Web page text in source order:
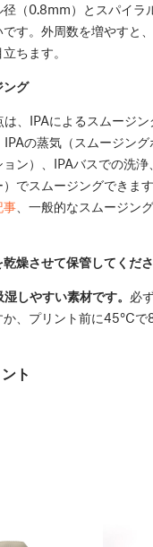
径（0.8mm）とスパイラ
です。外周数を増やすと
ちます。
ング
、IPAによるスムージン
の蒸気（スムージン
ン）、IPAバスでの洗
でスムージングできま
事 、一般的なスムージン
燥させて保管してくだ
しやすい素材です。 必
か、プリント前に45°Cで
ト